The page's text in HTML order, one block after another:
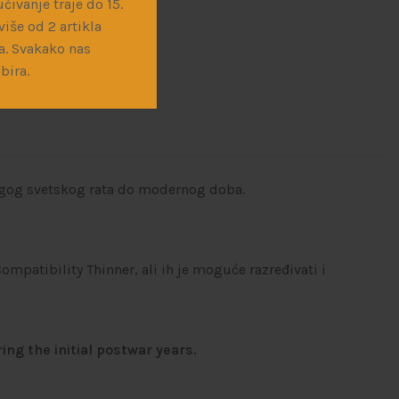
traje do 15.
od 2 artikla
Svakako nas
svetskog rata do modernog doba.
Thinner, ali ih je moguće razređivati i
the initial postwar years.